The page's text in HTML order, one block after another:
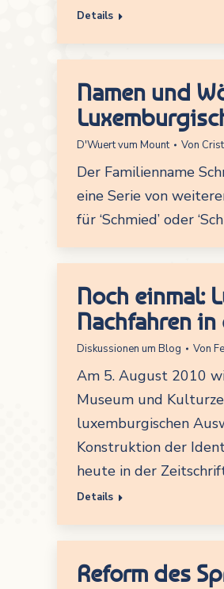
Details
Namen und
D'Wuert vum Mount Von
Der Familienname
eine Serie von
für ‘Schmied’ oder
Noch einmal:
Nachfahren in
Diskussionen um Blog Von
Am 5. August 2010
Museum und
luxemburgischen
Konstruktion der
heute in der
Details
Reform des